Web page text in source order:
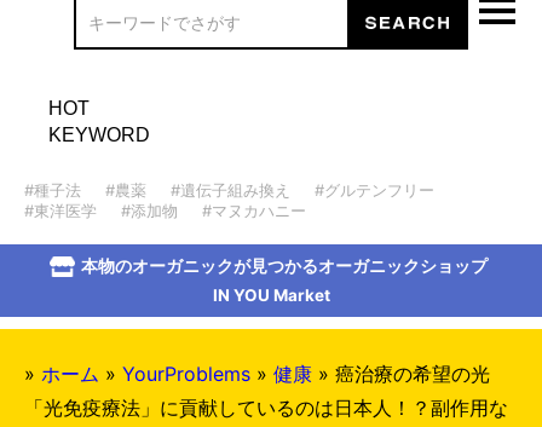
HOT
KEYWORD
#種子法 #農薬 #遺伝子組み換え
#グルテンフリー
#東洋医学
#添加物 #マヌカハニー
本物のオーガニックが見つかるオーガニックショップ
IN YOU Market
» ホーム » YourProblems » 健康 » 癌治療の希望の光
「光免疫療法」に貢献しているのは日本人！？副作用な